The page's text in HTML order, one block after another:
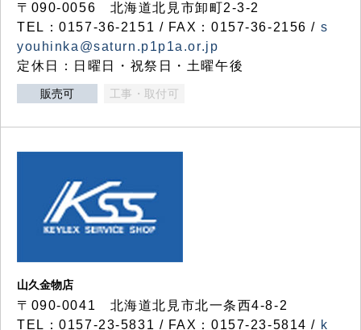
〒090-0056 北海道北見市卸町2-3-2
TEL：0157-36-2151 / FAX：0157-36-2156 / s
youhinka@saturn.p1p1a.or.jp
定休日：日曜日・祝祭日・土曜午後
販売可 工事・取付可
山久金物店
〒090-0041 北海道北見市北一条西4-8-2
TEL：0157-23-5831 / FAX：0157-23-5814 / k